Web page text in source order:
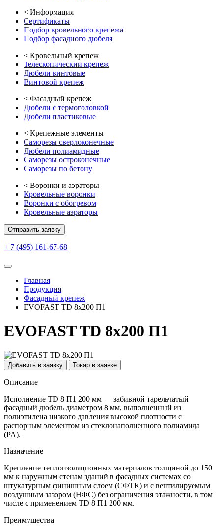
< Информация
Сертификаты
Подбор кровельного крепежа
Подбор фасадного дюбеля
< Кровельный крепеж
Телескопический крепеж
Дюбели винтовые
Винтовой крепеж
< Фасадный крепеж
Дюбели с термоголовкой
Дюбели пластиковые
< Крепежные элементы
Саморезы сверлоконечные
Дюбели полиамидные
Саморезы остроконечные
Саморезы по бетону
< Воронки и аэраторы
Кровельные воронки
Воронки с обогревом
Кровельные аэраторы
Отправить заявку
+ 7 (495) 161-67-68
Главная
Продукция
Фасадный крепеж
EVOFAST TD 8х200 П1
EVOFAST TD 8х200 П1
Добавить в заявку Товар в заявке
Описание
Исполнение TD 8 П1 200 мм — забивной тарельчатый
фасадный дюбель диаметром 8 мм, выполненный из
полиэтилена низкого давления высокой плотности с
распорным элементом из стеклонаполненного полиамида
(PA).
Назначение
Крепление теплоизоляционных материалов толщиной до 150
мм к наружным стенам зданий в фасадных системах со
штукатурным финишным слоем (СФТК) и с вентилируемым
воздушным зазором (НФС) без ограничения этажности, в том
числе с применением TD 8 П1 200 мм.
Преимущества